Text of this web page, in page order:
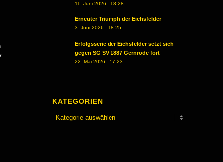
11. Juni 2026 - 18:28
Erneuter Triumph der Eichsfelder
3. Juni 2026 - 18:25
Erfolgsserie der Eichsfelder setzt sich
gegen SG SV 1887 Gernrode fort
22. Mai 2026 - 17:23
KATEGORIEN
Kategorien